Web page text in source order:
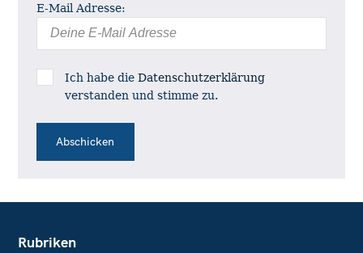
E-Mail Adresse:
Ich habe die Datenschutzerklärung
verstanden und stimme zu.
Rubriken